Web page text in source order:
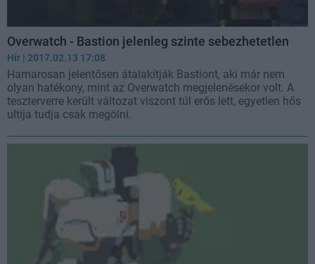
Overwatch - Bastion jelenleg szinte sebezhetetlen
Hír | 2017.02.13 17:08
Hamarosan jelentősen átalakítják Bastiont, aki már nem
olyan hatékony, mint az Overwatch megjelenésekor volt. A
teszterverre került változat viszont túl erős lett, egyetlen hős
ultija tudja csak megölni.